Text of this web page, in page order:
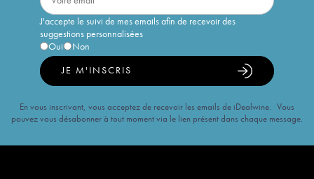
J'accepte le suivi de mes emails afin de recevoir des
suggestions personnalisées
Oui
Non
JE M'INSCRIS
En vous inscrivant, vous acceptez de recevoir les emails de iDealwine. Vous
pouvez vous désabonner à tout moment via le lien présent dans chaque message.